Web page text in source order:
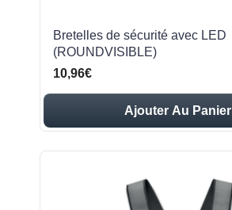
Bretelles de sécurité avec LED
(ROUNDVISIBLE)
10,96€
Ajouter Au Panier